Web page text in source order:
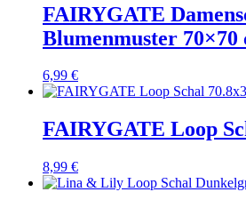
FAIRYGATE
Blumenmuster 70×70
6,99 €
FAIRYGATE Loop
8,99 €